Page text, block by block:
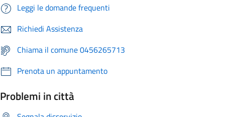
Leggi le domande frequenti
Richiedi Assistenza
Chiama il comune 0456265713
Prenota un appuntamento
Problemi in città